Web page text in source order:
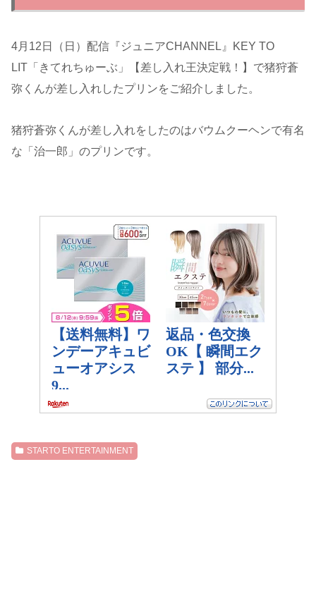
4月12日（日）配信『ジュニアCHANNEL』KEY TO
LIT「きてれちゅーぶ」【差し入れ王決定戦！】で猪狩蒼
弥くんが差し入れしたプリンをご紹介しました。
猪狩蒼弥くんが差し入れをしたのはバウムクーヘンで有名
な「治一郎」のプリンです。
STARTO ENTERTAINMENT